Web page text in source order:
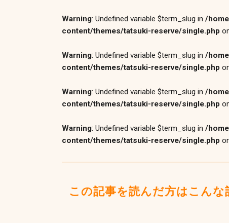
Warning: Undefined variable $term_slug in /
content/themes/tatsuki-reserve/single.php
Warning: Undefined variable $term_slug in /
content/themes/tatsuki-reserve/single.php
Warning: Undefined variable $term_slug in /
content/themes/tatsuki-reserve/single.php
Warning: Undefined variable $term_slug in /
content/themes/tatsuki-reserve/single.php
この記事を読んだ方はこんな